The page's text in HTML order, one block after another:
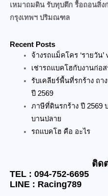
เหมาถมดิน รับทุบตึก รื้อถอนสิ่ง
กรุงเทพฯ ปริมณฑล
Recent Posts
จ้างรถแม็คโคร ‘รายวัน’
เช่ารถแบคโฮกับงานก่อ
รับเคลียร์พื้นที่รกร้าง ถ
ปี 2569
ภาษีที่ดินรกร้าง ปี 2569
บานปลาย
รถแบคโฮ คือ อะไร
ติด
TEL : 094-752-6695
LINE : Racing789